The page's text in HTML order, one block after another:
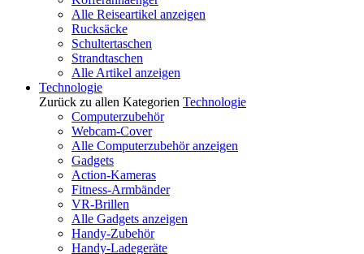
Alle Reiseartikel anzeigen
Rucksäcke
Schultertaschen
Strandtaschen
Alle Artikel anzeigen
Technologie
Zurück zu allen Kategorien Technologie
Computerzubehör
Webcam-Cover
Alle Computerzubehör anzeigen
Gadgets
Action-Kameras
Fitness-Armbänder
VR-Brillen
Alle Gadgets anzeigen
Handy-Zubehör
Handy-Ladegeräte